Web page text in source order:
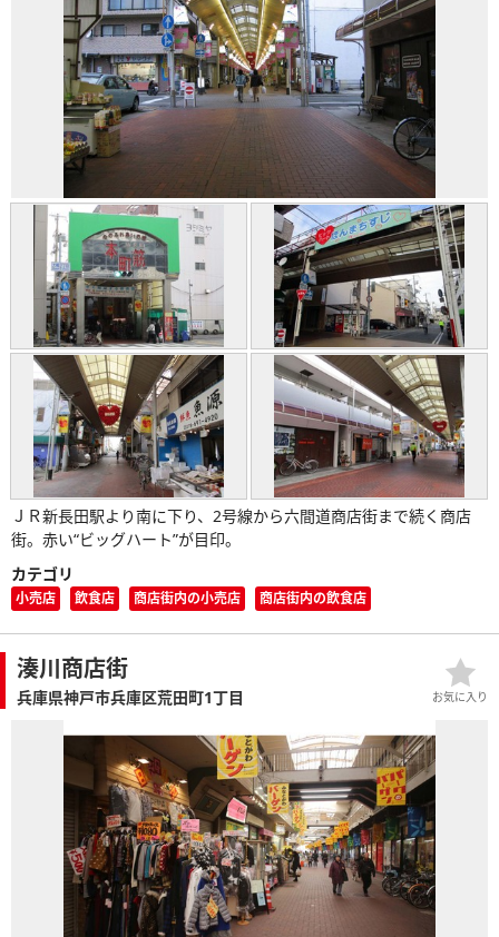
ＪＲ新長田駅より南に下り、2号線から六間道商店街まで続く商店
街。赤い“ビッグハート”が目印。
カテゴリ
小売店 飲食店 商店街内の小売店 商店街内の飲食店
湊川商店街
兵庫県神戸市兵庫区荒田町1丁目 お気に入り